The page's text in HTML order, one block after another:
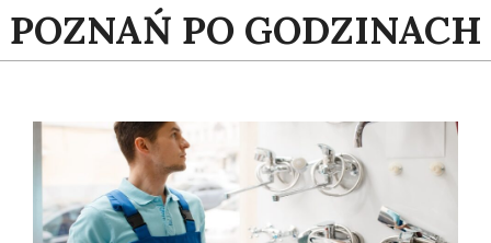
to
content
POZNAŃ PO GODZINACH